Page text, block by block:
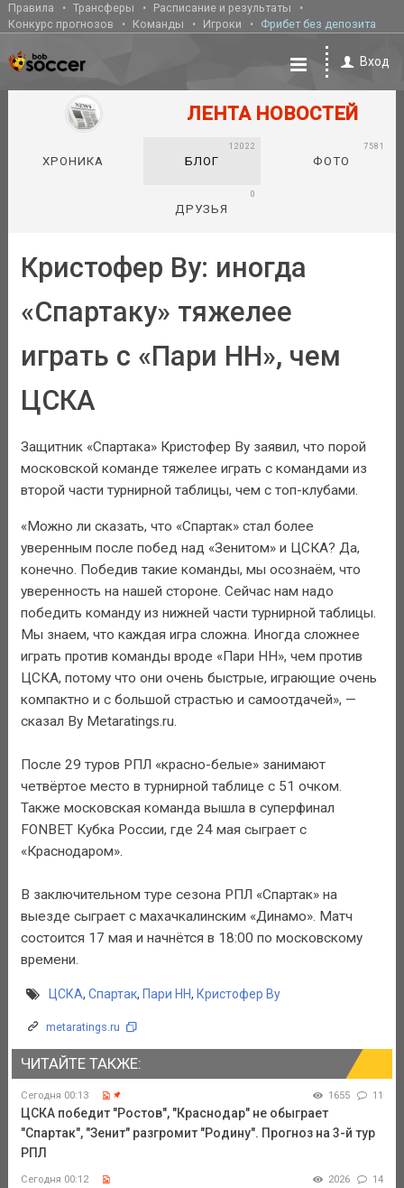
Правила Трансферы
Расписание и результаты
Конкурс прогнозов
Команды Игроки Фрибет без депозита
Вход
ЛЕНТА НОВОСТЕЙ
ХРОНИКА БЛОГ
12022
ФОТО
7581
ДРУЗЬЯ
0
Кристофер Ву: иногда
«Спартаку» тяжелее
играть с «Пари НН», чем
ЦСКА
Защитник «Спартака» Кристофер Ву заявил, что порой
московской команде тяжелее играть с командами из
второй части турнирной таблицы, чем с топ-клубами.
«Можно ли сказать, что «Спартак» стал более
уверенным после побед над «Зенитом» и ЦСКА? Да,
конечно. Победив такие команды, мы осознаём, что
уверенность на нашей стороне. Сейчас нам надо
победить команду из нижней части турнирной таблицы.
Мы знаем, что каждая игра сложна. Иногда сложнее
играть против команды вроде «Пари НН», чем против
ЦСКА, потому что они очень быстрые, играющие очень
компактно и с большой страстью и самоотдачей», —
сказал Ву Metaratings.ru.
После 29 туров РПЛ «красно-белые» занимают
четвёртое место в турнирной таблице c 51 очком.
Также московская команда вышла в суперфинал
FONBET Кубка России, где 24 мая сыграет с
«Краснодаром».
В заключительном туре сезона РПЛ «Спартак» на
выезде сыграет с махачкалинским «Динамо». Матч
состоится 17 мая и начнётся в 18:00 по московскому
времени.
ЦСКА, Спартак, Пари НН, Кристофер Ву
metaratings.ru
ЧИТАЙТЕ ТАКЖЕ:
Сегодня 00:13 1655 11
ЦСКА победит "Ростов", "Краснодар" не обыграет
"Спартак", "Зенит" разгромит "Родину". Прогноз на 3-й тур
РПЛ
Сегодня 00:12 2026 14